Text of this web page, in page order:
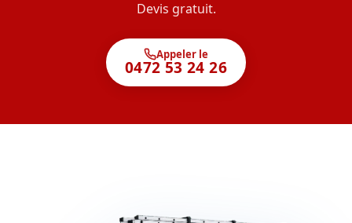
Devis gratuit.
Appeler le
0472 53 24 26